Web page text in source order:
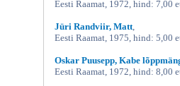
Eesti Raamat, 1972, hind: 7,00
Jüri Randviir, Matt
Eesti Raamat, 1975, hind: 5,00
Oskar Puusepp, Kabe
Eesti Raamat, 1972, hind: 8,00